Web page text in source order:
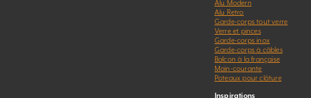
Alu Modern
Alu Retro
Garde-corps tout verre
Verre et pinces
Garde-corps inox
Garde-corps à câbles
Balcon à la française
Main-courante
Poteaux pour clôture
Inspirations